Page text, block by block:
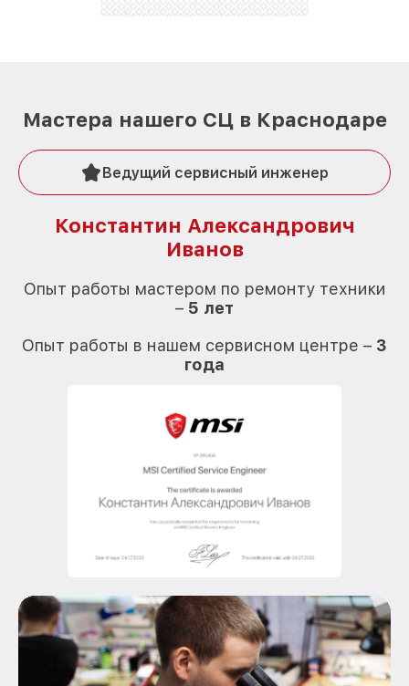
Мастера нашего СЦ в Краснодаре
Ведущий сервисный инженер
Константин Александрович
Иванов
Опыт работы мастером по ремонту техники
– 5 лет
Опыт работы в нашем сервисном центре – 3
года